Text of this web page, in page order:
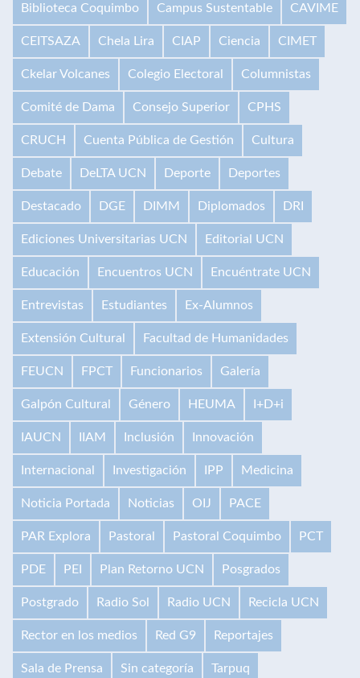
Biblioteca Coquimbo Campus Sustentable CAVIME
CEITSAZA Chela Lira CIAP Ciencia CIMET
Ckelar Volcanes Colegio Electoral Columnistas
Comité de Dama Consejo Superior CPHS
CRUCH Cuenta Pública de Gestión Cultura
Debate DeLTA UCN Deporte Deportes
Destacado DGE DIMM Diplomados DRI
Ediciones Universitarias UCN Editorial UCN
Educación Encuentros UCN Encuéntrate UCN
Entrevistas Estudiantes Ex-Alumnos
Extensión Cultural Facultad de Humanidades
FEUCN FPCT Funcionarios Galería
Galpón Cultural Género HEUMA I+D+i
IAUCN IIAM Inclusión Innovación
Internacional Investigación IPP Medicina
Noticia Portada Noticias OIJ PACE
PAR Explora Pastoral Pastoral Coquimbo PCT
PDE PEI Plan Retorno UCN Posgrados
Postgrado Radio Sol Radio UCN Recicla UCN
Rector en los medios Red G9 Reportajes
Sala de Prensa Sin categoría Tarpuq